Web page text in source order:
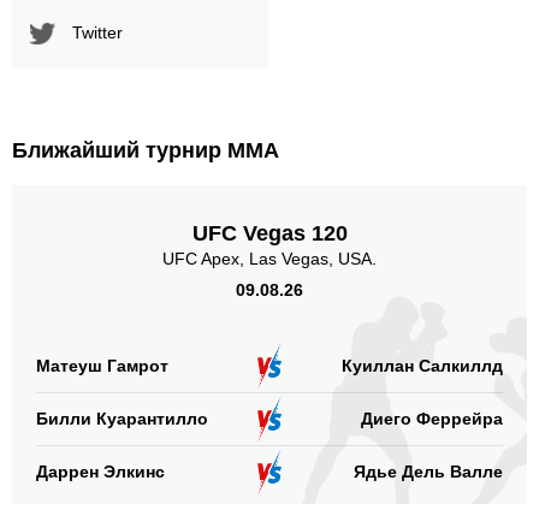
Голова
Корпус
47 41%
Twitter
Ближайший турнир ММА
UFC Vegas 120
UFC Apex, Las Vegas, USA.
09.08.26
Матеуш Гамрот Куиллан Салкиллд
Билли Куарантилло Диего Феррейра
Даррен Элкинс Ядье Дель Валле